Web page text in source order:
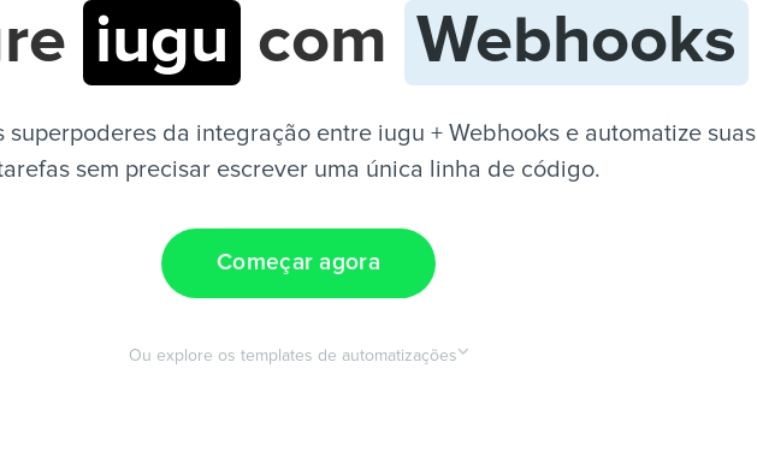
iugu com Webhooks
superpoderes da integração entre iugu + Webhooks e automatize suas
sem precisar escrever uma única linha de código.
Começar agora
Ou explore os templates de automatizações